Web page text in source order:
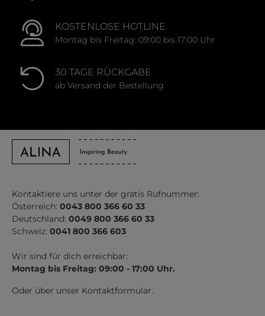
KOSTENLOSE HOTLINE
Montag bis Freitag: 09:00 bis 17:00 Uhr
30 TAGE RÜCKGABE
ab Versand der Bestellung
Kontaktiere uns unter der gratis Rufnummer:
Österreich: 0043 800 366 60 33
Deutschland: 0049 800 366 60 33
Schweiz: 0041 800 366 603
Wir sind für dich erreichbar:
Montag bis Freitag: 09:00 - 17:00 Uhr.
Oder über unser Kontaktformular.